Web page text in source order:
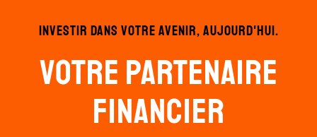
Investir dans votre avenir, aujourd'hui.
Votre partenaire
financier